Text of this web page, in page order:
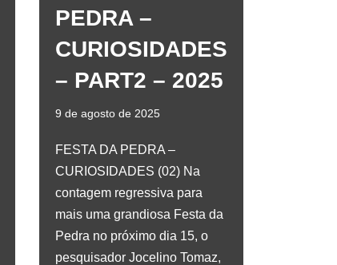
PEDRA –
CURIOSIDADES
– PART2 – 2025
9 de agosto de 2025
FESTA DA PEDRA –
CURIOSIDADES (02) Na
contagem regressiva para
mais uma grandiosa Festa da
Pedra no próximo dia 15, o
pesquisador Jocelino Tomaz,